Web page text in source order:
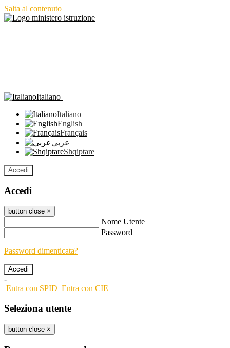
Salta al contenuto
Italiano
Italiano
English
Français
عربى
Shqiptare
Accedi
Accedi
button close ×
Nome Utente
Password
Password dimenticata?
-
Entra con SPID Entra con CIE
Seleziona utente
button close ×